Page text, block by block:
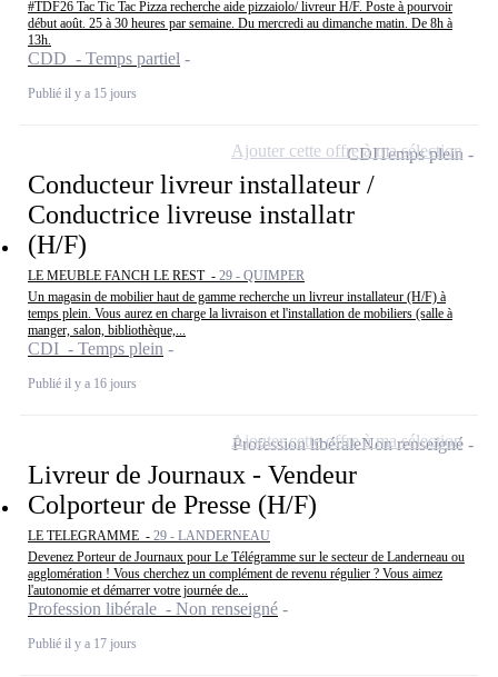
#TDF26 Tac Tic Tac Pizza recherche aide pizzaiolo/ livreur H/F. Poste à pourvoir
début août. 25 à 30 heures par semaine. Du mercredi au dimanche matin. De 8h à
13h.
CDD - Temps partiel
Publié il y a 15 jours
Conducteur livreur installateur /
Conductrice livreuse installatr
(H/F)
LE MEUBLE FANCH LE REST - 29 - QUIMPER
Un magasin de mobilier haut de gamme recherche un livreur installateur (H/F) à
temps plein. Vous aurez en charge la livraison et l'installation de mobiliers (salle à
manger, salon, bibliothèque,...
CDI - Temps plein
Publié il y a 16 jours
CDITemps plein
Ajouter cette offre à ma sélection
Livreur de Journaux - Vendeur
Colporteur de Presse (H/F)
LE TELEGRAMME - 29 - LANDERNEAU
Devenez Porteur de Journaux pour Le Télégramme sur le secteur de Landerneau ou
agglomération ! Vous cherchez un complément de revenu régulier ? Vous aimez
l'autonomie et démarrer votre journée de...
Profession libérale - Non renseigné
Publié il y a 17 jours
Profession libéraleNon renseigné
Ajouter cette offre à ma sélection